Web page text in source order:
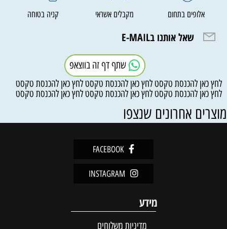
אלופים בתחום מקבלים אשראי קניה בטוחה
שאל אותנו בE-MAIL
שתף דף זה בווצאפ
לחץ כאן להכנסת טקסט לחץ כאן להכנסת טקסט לחץ כאן להכנסת טקסט
לחץ כאן להכנסת טקסט לחץ כאן להכנסת טקסט לחץ כאן להכנסת טקסט
אחרונים שנצפו
FACEBOOK
INSTAGRAM
מידע
מדיניות משלוחים